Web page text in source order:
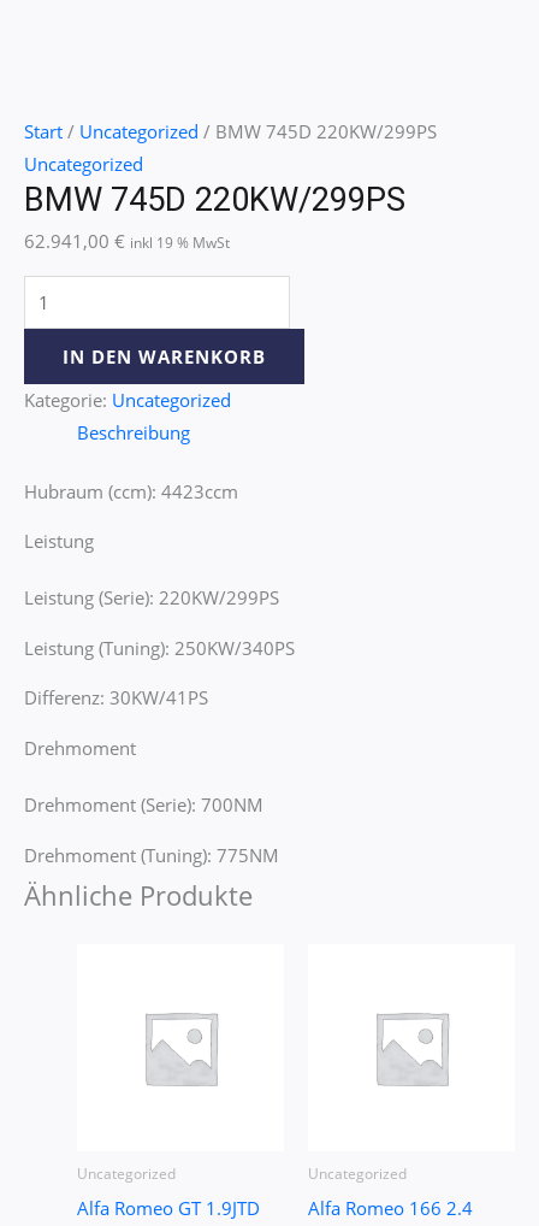
Start / Uncategorized / BMW 745D 220KW/299PS
Uncategorized
BMW 745D 220KW/299PS
62.941,00 € inkl 19 % MwSt
IN DEN WARENKORB
Kategorie: Uncategorized
Beschreibung
Hubraum (ccm): 4423ccm
Leistung
Leistung (Serie): 220KW/299PS
Leistung (Tuning): 250KW/340PS
Differenz: 30KW/41PS
Drehmoment
Drehmoment (Serie): 700NM
Drehmoment (Tuning): 775NM
Ähnliche Produkte
Uncategorized
Alfa Romeo GT 1.9JTD
Uncategorized
Alfa Romeo 166 2.4